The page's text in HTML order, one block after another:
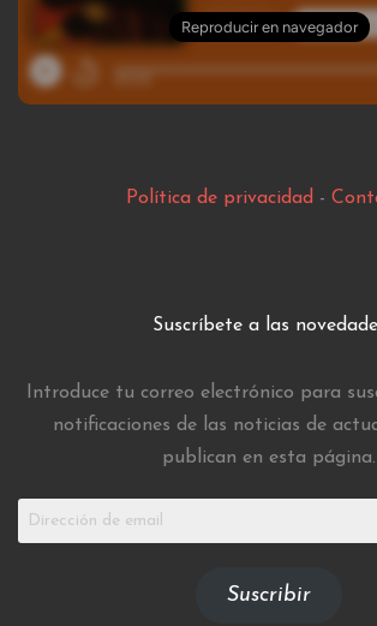
Política de privacidad-
Suscríbete a las
Introduce tu correo electrónico para
notificaciones de las noticias de
publican en esta página.
Dirección
Suscribir